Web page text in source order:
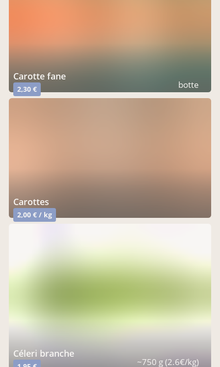
carotte fane
2,30 € botte
carottes
2,00 € / kg
céleri branche
~750 g (2.6€/kg)